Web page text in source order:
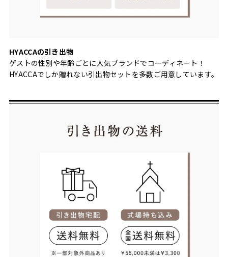
HYACCAの引き出物
ゲストの性別や年齢ごとに人気ブランドでコーディネート！
HYACCAでしか贈れない引出物セットを多数ご用意しています。